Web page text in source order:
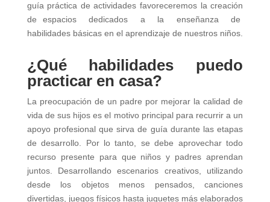
guía práctica de actividades favoreceremos la creación
de espacios dedicados a la enseñanza de
habilidades básicas en el aprendizaje de nuestros niños.
¿Qué habilidades puedo
practicar en casa?
La preocupación de un padre por mejorar la calidad de
vida de sus hijos es el motivo principal para recurrir a un
apoyo profesional que sirva de guía durante las etapas
de desarrollo. Por lo tanto, se debe aprovechar todo
recurso presente para que niños y padres aprendan
juntos. Desarrollando escenarios creativos, utilizando
desde los objetos menos pensados, canciones
divertidas, juegos físicos hasta juguetes más elaborados